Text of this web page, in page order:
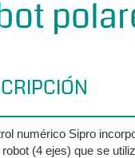
numérico Sipro
robot (4 ejes) que se